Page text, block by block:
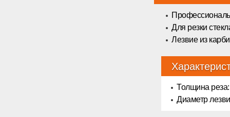
Для резки
Лезвие из
Толщина
Диаметр